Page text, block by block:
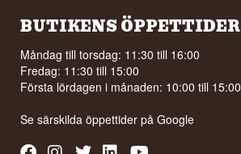
BUTIKENS ÖPPETTIDER
Måndag till torsdag: 11:30 till 16:00
Fredag: 11:30 till 15:00
Första lördagen i månaden: 10:00 till 15:00
Se särskilda öppettider påGoogle